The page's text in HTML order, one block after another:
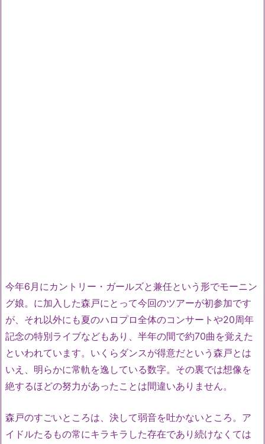
今年6月にカントリー・ガールズと兼任という形でモーニン
グ娘。に加入した森戸にとって今回のツアーが初参加です
が、それ以外にも夏のハロプロ全体のコンサートや20周年
記念の特別ライブなどもあり、半年の間で約70曲を覚えた
といわれています。いくらダンスが得意だという森戸とは
いえ、明らかに常軌を逸している数字。その裏では想像を
絶するほどの努力があったことは間違いありません。
森戸のすごいところは、決して弱音を吐かないところ。ア
イドルたるもの常にキラキラした存在であり続けなくては